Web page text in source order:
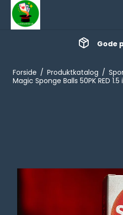
Gode
Forside / Produktkatalog /
Magic Sponge Balls 50PK RED 1.5